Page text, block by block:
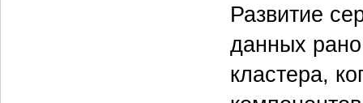
Развитие
данных
кластера,